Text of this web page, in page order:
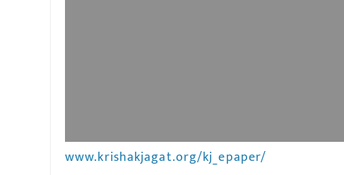
www.krishakjagat.org/kj_epaper/